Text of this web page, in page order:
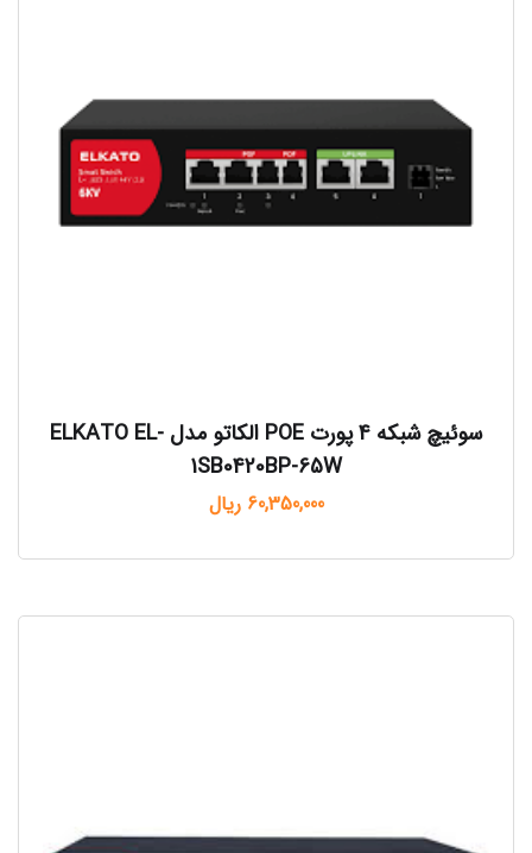
سوئیچ شبکه 4 پورت POE الکاتو مدل ELKATO EL-
1SB0420BP-65W
60,350,000 ریال